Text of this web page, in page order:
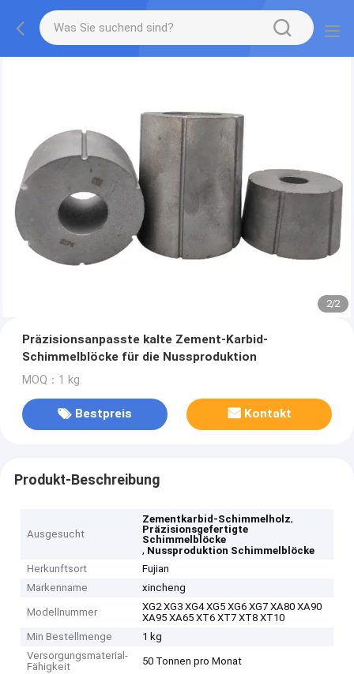
2/2
Präzisionsanpasste kalte Zement-Karbid-
Schimmelblöcke für die Nussproduktion
MOQ：1 kg
Bestpreis Kontakt
Produkt-Beschreibung
Ausgesucht
Zementkarbid-Schimmelholz,
Präzisionsgefertigte
Schimmelblöcke
, Nussproduktion Schimmelblöcke
Herkunftsort
Fujian
Markenname
xincheng
Modellnummer
XG2 XG3 XG4 XG5 XG6 XG7 XA80 XA90
XA95 XA65 XT6 XT7 XT8 XT10
Min Bestellmenge
1 kg
Versorgungsmaterial-
Fähigkeit
50 Tonnen pro Monat